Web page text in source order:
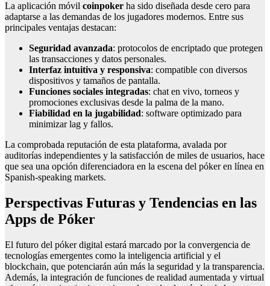
La aplicación móvil coinpoker ha sido diseñada desde cero para
adaptarse a las demandas de los jugadores modernos. Entre sus
principales ventajas destacan:
Seguridad avanzada: protocolos de encriptado que protegen
las transacciones y datos personales.
Interfaz intuitiva y responsiva: compatible con diversos
dispositivos y tamaños de pantalla.
Funciones sociales integradas: chat en vivo, torneos y
promociones exclusivas desde la palma de la mano.
Fiabilidad en la jugabilidad: software optimizado para
minimizar lag y fallos.
La comprobada reputación de esta plataforma, avalada por
auditorías independientes y la satisfacción de miles de usuarios, hace
que sea una opción diferenciadora en la escena del póker en línea en
Spanish-speaking markets.
Perspectivas Futuras y Tendencias en las
Apps de Póker
El futuro del póker digital estará marcado por la convergencia de
tecnologías emergentes como la inteligencia artificial y el
blockchain, que potenciarán aún más la seguridad y la transparencia.
Además, la integración de funciones de realidad aumentada y virtual